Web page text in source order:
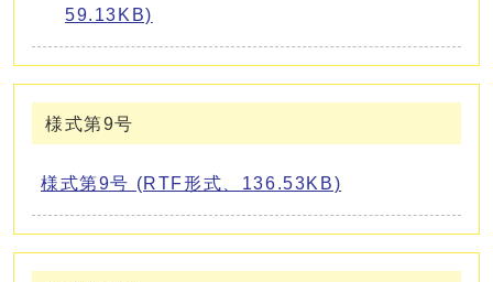
59.13KB)
様式第9号
様式第9号 (RTF形式、136.53KB)